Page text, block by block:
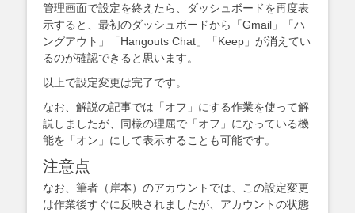
管理画面で設定を終えたら、ダッシュボードを再度表
示すると、最初のダッシュボードから「Gmail」「ハ
ングアウト」「Hangouts Chat」「Keep」が消えてい
るのが確認できると思います。
以上で設定変更は完了です。
なお、解説の記事では「オフ」にする作業を使って解
説しましたが、同様の理屈で「オフ」になっている機
能を「オン」にして表示することも可能です。
注意点
なお、筆者（岸本）のアカウントでは、この設定変更
は作業後すぐに反映されましたが、アカウントの状態